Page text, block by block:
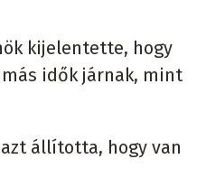
kijelentette, hogy
idők járnak, mint
állította, hogy van